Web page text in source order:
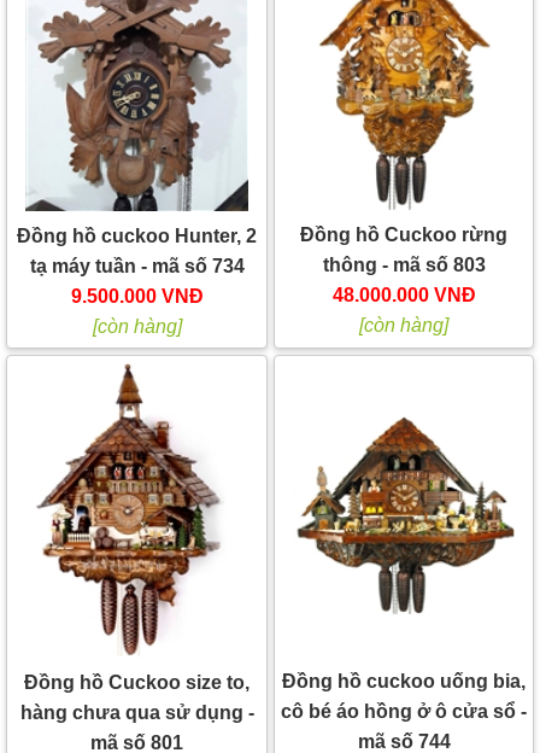
Đồng hồ cuckoo Hunter, 2
tạ máy tuần - mã số 734
9.500.000 VNĐ
[còn hàng]
Đồng hồ Cuckoo rừng
thông - mã số 803
48.000.000 VNĐ
[còn hàng]
Đồng hồ Cuckoo size to,
hàng chưa qua sử dụng -
mã số 801
Đồng hồ cuckoo uống bia,
cô bé áo hồng ở ô cửa sổ -
mã số 744